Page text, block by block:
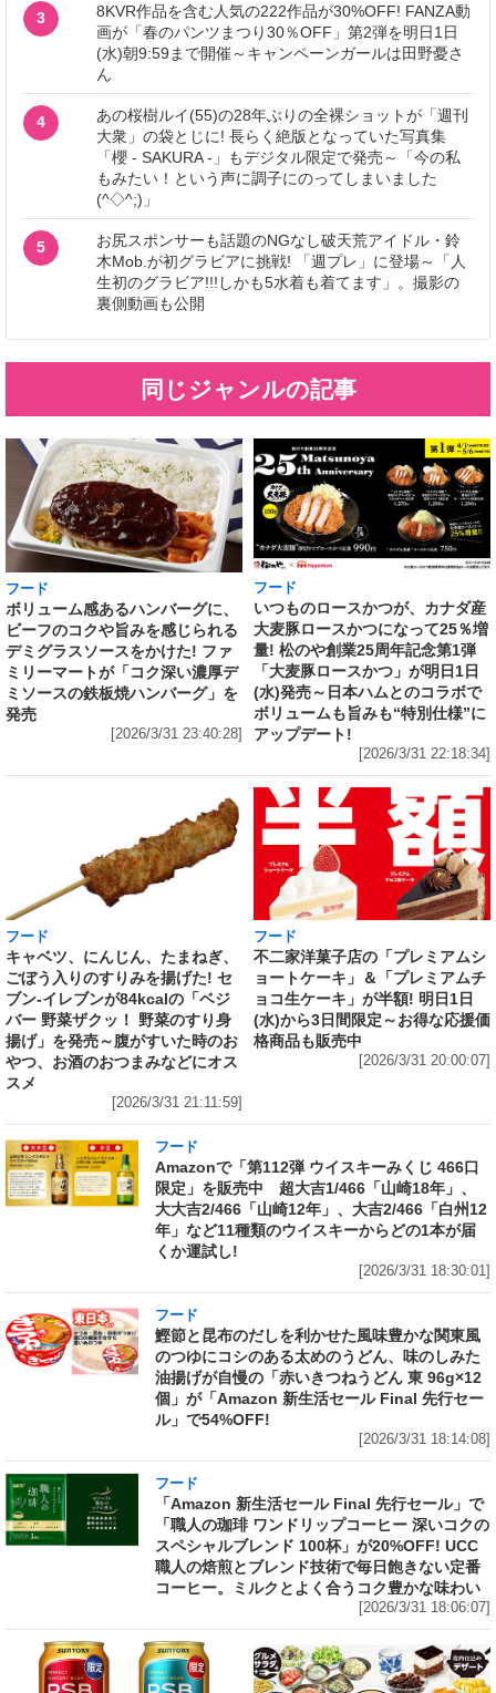
3
8KVR作品を含む人気の222作品が30%OFF! FANZA動
画が「春のパンツまつり30％OFF」第2弾を明日1日
(水)朝9:59まで開催～キャンペーンガールは田野憂さ
ん
4
あの桜樹ルイ(55)の28年ぶりの全裸ショットが「週刊
大衆」の袋とじに! 長らく絶版となっていた写真集
「櫻 - SAKURA -」もデジタル限定で発売～「今の私
もみたい！という声に調子にのってしまいました
(^◇^;)」
5
お尻スポンサーも話題のNGなし破天荒アイドル・鈴
木Mob.が初グラビアに挑戦! 「週プレ」に登場～「人
生初のグラビア!!!しかも5水着も着てます」。撮影の
裏側動画も公開
同じジャンルの記事
フード
ボリューム感あるハンバーグに、
ビーフのコクや旨みを感じられる
デミグラスソースをかけた! ファ
ミリーマートが「コク深い濃厚デ
ミソースの鉄板焼ハンバーグ」を
発売
[2026/3/31 23:40:28]
フード
いつものロースかつが、カナダ産
大麦豚ロースかつになって25％増
量! 松のや創業25周年記念第1弾
「大麦豚ロースかつ」が明日1日
(水)発売～日本ハムとのコラボで
ボリュームも旨みも“特別仕様”に
アップデート!
[2026/3/31 22:18:34]
フード
キャベツ、にんじん、たまねぎ、
ごぼう入りのすりみを揚げた! セ
ブン‐イレブンが84kcalの「ベジ
バー 野菜ザクッ！ 野菜のすり身
揚げ」を発売～腹がすいた時のお
やつ、お酒のおつまみなどにオス
スメ
[2026/3/31 21:11:59]
フード
不二家洋菓子店の「プレミアムシ
ョートケーキ」＆「プレミアムチ
ョコ生ケーキ」が半額! 明日1日
(水)から3日間限定～お得な応援価
格商品も販売中
[2026/3/31 20:00:07]
フード
Amazonで「第112弾 ウイスキーみくじ 466口
限定」を販売中 超大吉1/466「山崎18年」、
大大吉2/466「山崎12年」、大吉2/466「白州12
年」など11種類のウイスキーからどの1本が届
くか運試し!
[2026/3/31 18:30:01]
フード
鰹節と昆布のだしを利かせた風味豊かな関東風
のつゆにコシのある太めのうどん、味のしみた
油揚げが自慢の「赤いきつねうどん 東 96g×12
個」が「Amazon 新生活セール Final 先行セー
ル」で54%OFF!
[2026/3/31 18:14:08]
フード
「Amazon 新生活セール Final 先行セール」で
「職人の珈琲 ワンドリップコーヒー 深いコクの
スペシャルブレンド 100杯」が20%OFF! UCC
職人の焙煎とブレンド技術で毎日飽きない定番
コーヒー。ミルクとよく合うコク豊かな味わい
[2026/3/31 18:06:07]